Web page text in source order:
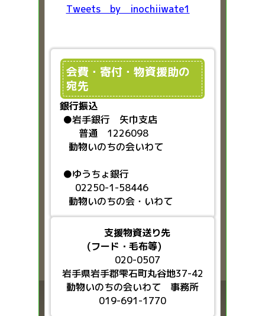
Tweets by inochiiwate1
会費・寄付・物資援助の
宛先
銀行振込
●岩手銀行 矢巾支店
普通 1226098
動物いのちの会いわて
●ゆうちょ銀行
02250-1-58446
動物いのちの会・いわて
支援物資送り先
(フード・毛布等)
020-0507
岩手県岩手郡雫石町丸谷地37-42
動物いのちの会いわて 事務所
019-691-1770